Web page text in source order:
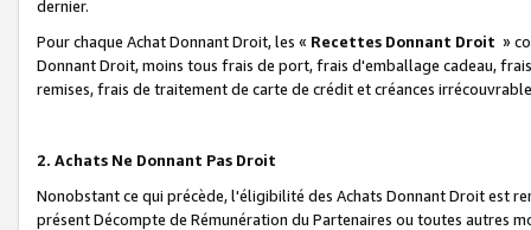
dernier.
Pour chaque Achat Donnant Droit, les « Recettes Donnant Droit »
Donnant Droit, moins tous frais de port, frais d'emballage cadeau,
remises, frais de traitement de carte de crédit et créances
2. Achats Ne Donnant Pas Droit
Nonobstant ce qui précède, l'éligibilité des Achats Donnant Droit est
présent Décompte de Rémunération du Partenaires ou toutes autres